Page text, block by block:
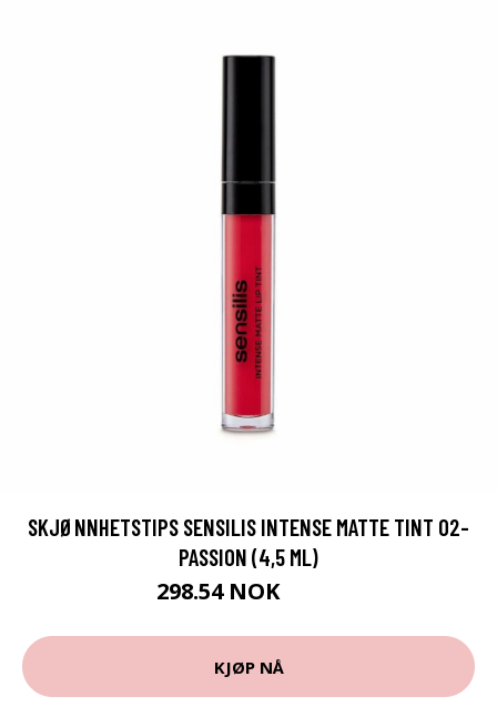
SKJØNNHETSTIPS SENSILIS INTENSE MATTE TINT 02-
PASSION (4,5 ML)
298.54 NOK
KJØP NÅ